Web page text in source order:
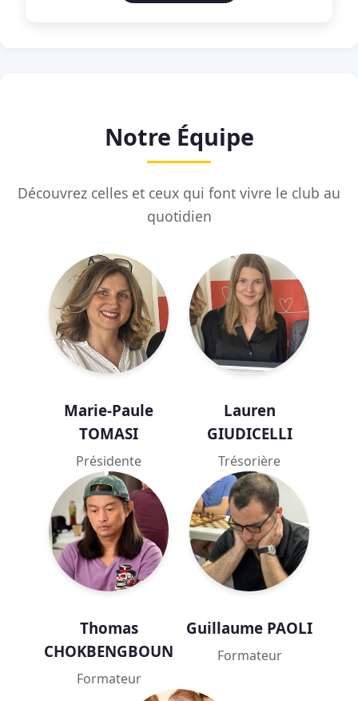
Notre Équipe
Découvrez celles et ceux qui font vivre le club au
quotidien
Marie-Paule
TOMASI
Présidente
Lauren
GIUDICELLI
Trésorière
Thomas
CHOKBENGBOUN
Formateur
Guillaume PAOLI
Formateur